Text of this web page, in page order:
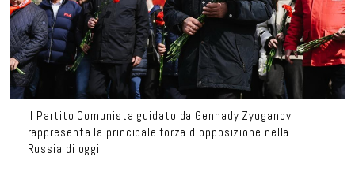
Il Partito Comunista guidato da Gennady Zyuganov
rappresenta la principale forza d’opposizione nella
Russia di oggi.